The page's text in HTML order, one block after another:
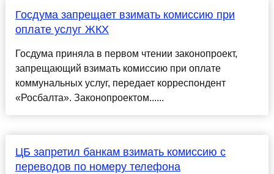
Госдума запрещает взимать комиссию при
оплате услуг ЖКХ
Госдума приняла в первом чтении законопроект,
запрещающий взимать комиссию при оплате
коммунальных услуг, передает корреспондент
«Росбалта». Законопроектом......
ЦБ запретил банкам взимать комиссию с
переводов по номеру телефона